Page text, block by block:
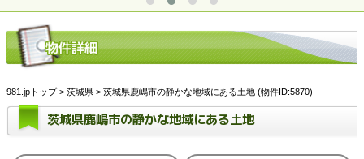
981.jpトップ> 茨城県 > 茨城県鹿嶋市の静かな地域にある土地 (物件ID:5870)
茨城県鹿嶋市の静かな地域にある土地